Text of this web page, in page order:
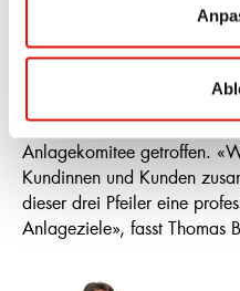
die Fachkompetenz der
Zusammenarbeit mit der
Modell die optimale
die endgültigen
Anlagekomitee getroffen.
Kundinnen und Kunden
dieser drei Pfeiler eine
Anlageziele», fasst Thomas